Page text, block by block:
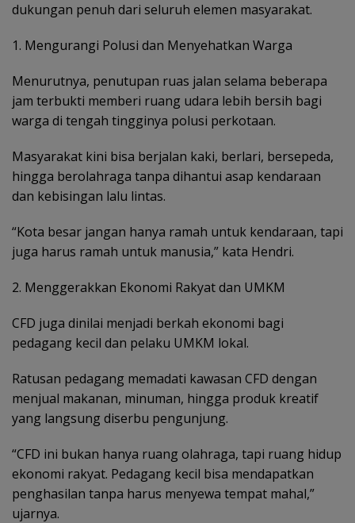
dukungan penuh dari seluruh elemen masyarakat.
1. Mengurangi Polusi dan Menyehatkan Warga
Menurutnya, penutupan ruas jalan selama beberapa
jam terbukti memberi ruang udara lebih bersih bagi
warga di tengah tingginya polusi perkotaan.
Masyarakat kini bisa berjalan kaki, berlari, bersepeda,
hingga berolahraga tanpa dihantui asap kendaraan
dan kebisingan lalu lintas.
“Kota besar jangan hanya ramah untuk kendaraan, tapi
juga harus ramah untuk manusia,” kata Hendri.
2. Menggerakkan Ekonomi Rakyat dan UMKM
CFD juga dinilai menjadi berkah ekonomi bagi
pedagang kecil dan pelaku UMKM lokal.
Ratusan pedagang memadati kawasan CFD dengan
menjual makanan, minuman, hingga produk kreatif
yang langsung diserbu pengunjung.
“CFD ini bukan hanya ruang olahraga, tapi ruang hidup
ekonomi rakyat. Pedagang kecil bisa mendapatkan
penghasilan tanpa harus menyewa tempat mahal,”
ujarnya.